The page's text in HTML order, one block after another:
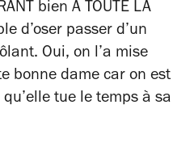
bien A TOUTE LA
d’oser passer d’un
Oui, on l’a mise
bonne dame car on est
tue le temps à sa